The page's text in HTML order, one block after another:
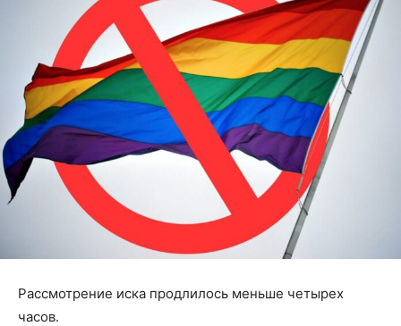
Рассмотрение иска продлилось меньше четырех
часов.